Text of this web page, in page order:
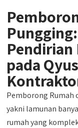
Pendirian
pada
Pemborong Rumah
yakni lamunan
rumah yang